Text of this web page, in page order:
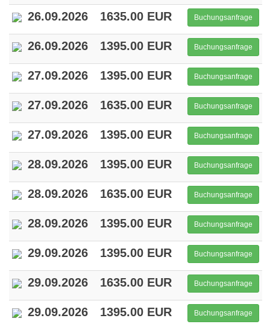
26.09.2026 1635.00 EUR Buchungsanfrage
26.09.2026 1395.00 EUR Buchungsanfrage
27.09.2026 1395.00 EUR Buchungsanfrage
27.09.2026 1635.00 EUR Buchungsanfrage
27.09.2026 1395.00 EUR Buchungsanfrage
28.09.2026 1395.00 EUR Buchungsanfrage
28.09.2026 1635.00 EUR Buchungsanfrage
28.09.2026 1395.00 EUR Buchungsanfrage
29.09.2026 1395.00 EUR Buchungsanfrage
29.09.2026 1635.00 EUR Buchungsanfrage
29.09.2026 1395.00 EUR Buchungsanfrage